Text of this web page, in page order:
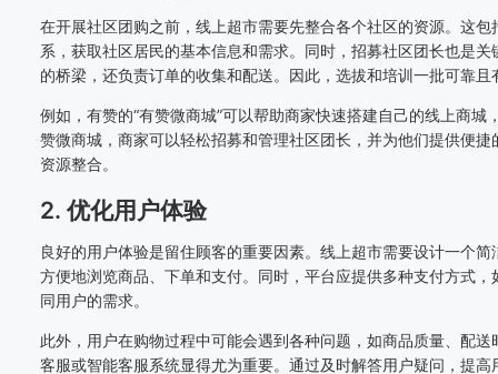
在开展社区团购之前，线上超市需要先整合各个社区的资源。这
系，获取社区居民的基本信息和需求。同时，招募社区团长也是
的桥梁，还负责订单的收集和配送。因此，选拔和培训一批可靠
例如，有赞的“有赞微商城”可以帮助商家快速搭建自己的线上商城
赞微商城，商家可以轻松招募和管理社区团长，并为他们提供便
资源整合。
2. 优化用户体验
良好的用户体验是留住顾客的重要因素。线上超市需要设计一个
方便地浏览商品、下单和支付。同时，平台应提供多种支付方式
同用户的需求。
此外，用户在购物过程中可能会遇到各种问题，如商品质量、配
客服或智能客服系统显得尤为重要。通过及时解答用户疑问，提高